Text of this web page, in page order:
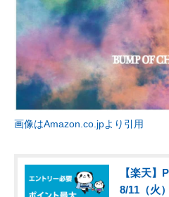
画像はAmazon.co.jpより引用
【楽天
8/11（火